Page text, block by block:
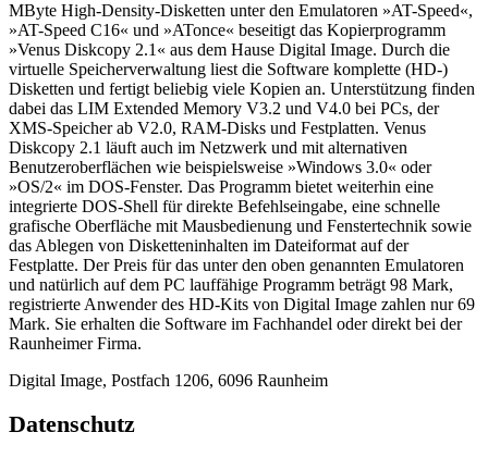
MByte High-Density-Disketten unter den Emulatoren »AT-Speed«,
»AT-Speed C16« und »ATonce« beseitigt das Kopierprogramm
»Venus Diskcopy 2.1« aus dem Hause Digital Image. Durch die
virtuelle Speicherverwaltung liest die Software komplette (HD-)
Disketten und fertigt beliebig viele Kopien an. Unterstützung finden
dabei das LIM Extended Memory V3.2 und V4.0 bei PCs, der
XMS-Speicher ab V2.0, RAM-Disks und Festplatten. Venus
Diskcopy 2.1 läuft auch im Netzwerk und mit alternativen
Benutzeroberflächen wie beispielsweise »Windows 3.0« oder
»OS/2« im DOS-Fenster. Das Programm bietet weiterhin eine
integrierte DOS-Shell für direkte Befehlseingabe, eine schnelle
grafische Oberfläche mit Mausbedienung und Fenstertechnik sowie
das Ablegen von Disketteninhalten im Dateiformat auf der
Festplatte. Der Preis für das unter den oben genannten Emulatoren
und natürlich auf dem PC lauffähige Programm beträgt 98 Mark,
registrierte Anwender des HD-Kits von Digital Image zahlen nur 69
Mark. Sie erhalten die Software im Fachhandel oder direkt bei der
Raunheimer Firma.
Digital Image, Postfach 1206, 6096 Raunheim
Datenschutz